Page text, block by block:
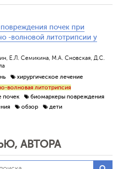
почек при
-волновой литотрипсии у
Е.Л. Семикина, М.А. Сновская, Д.С.
хирургическое лечение
волновая литотрипсия
почек
биомаркеры повреждения
обзор дети
АВТОРА